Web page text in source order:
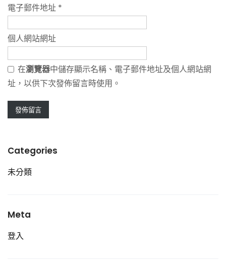
電子郵件地址 *
個人網站網址
在瀏覽器中儲存顯示名稱、電子郵件地址及個人網站網
址，以供下次發佈留言時使用。
Categories
未分類
Meta
登入